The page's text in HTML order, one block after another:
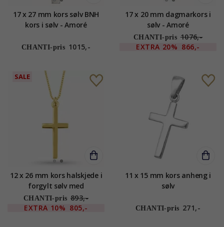
17 x 27 mm kors sølv BNH
kors i sølv - Amoré
CHANTI-pris 1015,-
17 x 20 mm dagmarkors i
sølv - Amoré
CHANTI-pris 1076,-
EXTRA 20% 866,-
SALE
12 x 26 mm kors halskjede i
forgylt sølv med
korsanheng i forgylt sølv
CHANTI-pris 893,-
EXTRA 10% 805,-
11 x 15 mm kors anheng i
sølv
CHANTI-pris 271,-